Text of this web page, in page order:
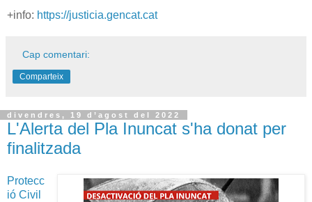
+info: https://justicia.gencat.cat
Cap comentari:
Comparteix
divendres, 19 d’agost del 2022
L'Alerta del Pla Inuncat s'ha donat per
finalitzada
Protecc
ió Civil